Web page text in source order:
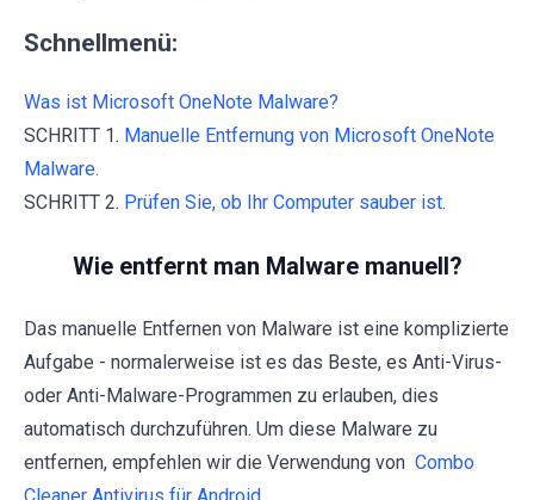
Schnellmenü:
Was ist Microsoft OneNote Malware?
SCHRITT 1. Manuelle Entfernung von Microsoft OneNote
Malware.
SCHRITT 2. Prüfen Sie, ob Ihr Computer sauber ist.
Wie entfernt man Malware manuell?
Das manuelle Entfernen von Malware ist eine komplizierte
Aufgabe - normalerweise ist es das Beste, es Anti-Virus-
oder Anti-Malware-Programmen zu erlauben, dies
automatisch durchzuführen. Um diese Malware zu
entfernen, empfehlen wir die Verwendung von Combo